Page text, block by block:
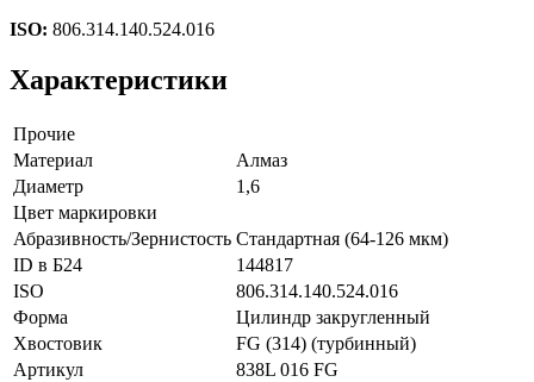
ISO: 806.314.140.524.016
Характеристики
Прочие
Материал
Алмаз
Диаметр
1,6
Цвет маркировки
Абразивность/Зернистость Стандартная (64-126 мкм)
ID в Б24
144817
ISO
806.314.140.524.016
Форма
Цилиндр закругленный
Хвостовик
FG (314) (турбинный)
Артикул
838L 016 FG